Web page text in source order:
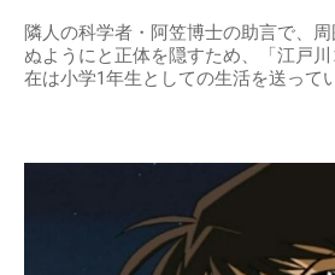
隣人の科学者・阿笠博士の助言で、
ぬようにと正体を隠すため、「江戸
在は小学1年生としての生活を送って